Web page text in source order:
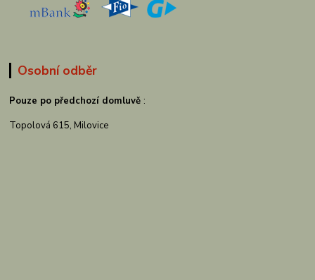
Osobní odběr
Pouze po předchozí domluvě :
Topolová 615, Milovice